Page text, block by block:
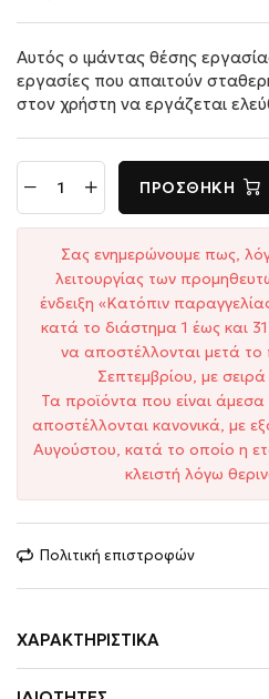
Αυτός ο ιμάντας θέσης
εργασίες που απαιτούν
στον χρήστη να εργάζεται
ΠΡΟΣΘΉΚΗ
Σας ενημερώνουμε πως,
λειτουργίας των
ένδειξη «Κατόπιν
κατά το διάστημα 1 έως και
να αποστέλλονται μετά
Σεπτεμβρίου, με
Τα προϊόντα που είναι άμεσα
αποστέλλονται κανονικά, με
Αυγούστου, κατά το οποίο η
κλειστή λόγω
Πολιτική επιστροφών
ΧΑΡΑΚΤΗΡΙΣΤΙΚΆ